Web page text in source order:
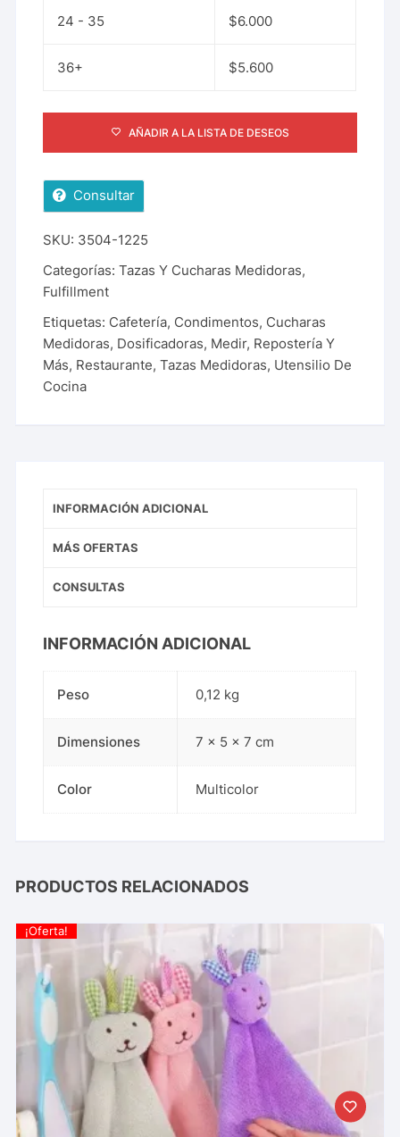
24 - 35 $6.000
36+ $5.600
AÑADIR A LA LISTA DE DESEOS
Consultar
SKU: 3504-1225
Categorías:Tazas Y Cucharas Medidoras,
Fulfillment
Etiquetas: Cafetería, Condimentos, Cucharas
Medidoras, Dosificadoras, Medir, Repostería Y
Más, Restaurante,Tazas Medidoras, Utensilio De
Cocina
INFORMACIÓN ADICIONAL
MÁS OFERTAS
CONSULTAS
INFORMACIÓN ADICIONAL
Peso 0,12 kg
Dimensiones 7 × 5 × 7 cm
Color Multicolor
PRODUCTOS RELACIONADOS
¡Oferta!